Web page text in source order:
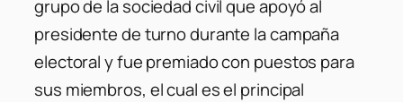
grupo de la sociedad civil que apoyó al
presidente de turno durante la campaña
electoral y fue premiado con puestos para
sus miembros, el cual es el principal